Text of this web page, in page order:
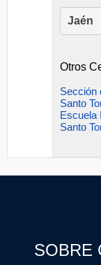
Jaén
Otros
Sección
Santo
Escuela
Santo
SOBRE